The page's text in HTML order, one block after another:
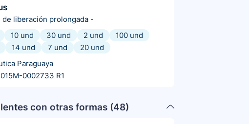
de liberación prolongada -
10 und 30 und 2 und
100 und
14 und 7 und
20 und
Paraguaya
0002733 R1
con otras formas (48)